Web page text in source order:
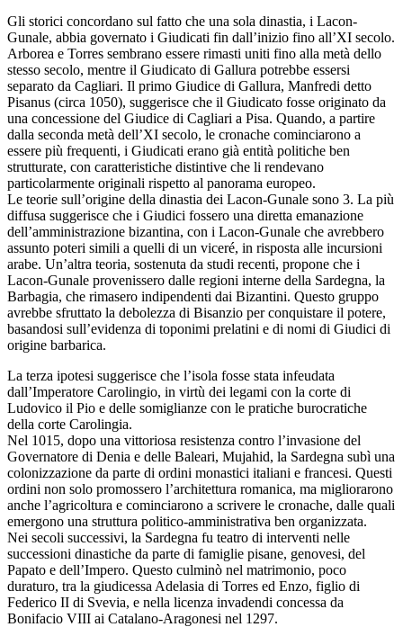
Gli storici concordano sul fatto che una sola dinastia, i Lacon-
Gunale, abbia governato i Giudicati fin dall’inizio fino all’XI secolo.
Arborea e Torres sembrano essere rimasti uniti fino alla metà dello
stesso secolo, mentre il Giudicato di Gallura potrebbe essersi
separato da Cagliari. Il primo Giudice di Gallura, Manfredi detto
Pisanus (circa 1050), suggerisce che il Giudicato fosse originato da
una concessione del Giudice di Cagliari a Pisa. Quando, a partire
dalla seconda metà dell’XI secolo, le cronache cominciarono a
essere più frequenti, i Giudicati erano già entità politiche ben
strutturate, con caratteristiche distintive che li rendevano
particolarmente originali rispetto al panorama europeo.
Le teorie sull’origine della dinastia dei Lacon-Gunale sono 3. La più
diffusa suggerisce che i Giudici fossero una diretta emanazione
dell’amministrazione bizantina, con i Lacon-Gunale che avrebbero
assunto poteri simili a quelli di un viceré, in risposta alle incursioni
arabe. Un’altra teoria, sostenuta da studi recenti, propone che i
Lacon-Gunale provenissero dalle regioni interne della Sardegna, la
Barbagia, che rimasero indipendenti dai Bizantini. Questo gruppo
avrebbe sfruttato la debolezza di Bisanzio per conquistare il potere,
basandosi sull’evidenza di toponimi prelatini e di nomi di Giudici di
origine barbarica.
La terza ipotesi suggerisce che l’isola fosse stata infeudata
dall’Imperatore Carolingio, in virtù dei legami con la corte di
Ludovico il Pio e delle somiglianze con le pratiche burocratiche
della corte Carolingia.
Nel 1015, dopo una vittoriosa resistenza contro l’invasione del
Governatore di Denia e delle Baleari, Mujahid, la Sardegna subì una
colonizzazione da parte di ordini monastici italiani e francesi. Questi
ordini non solo promossero l’architettura romanica, ma migliorarono
anche l’agricoltura e cominciarono a scrivere le cronache, dalle quali
emergono una struttura politico-amministrativa ben organizzata.
Nei secoli successivi, la Sardegna fu teatro di interventi nelle
successioni dinastiche da parte di famiglie pisane, genovesi, del
Papato e dell’Impero. Questo culminò nel matrimonio, poco
duraturo, tra la giudicessa Adelasia di Torres ed Enzo, figlio di
Federico II di Svevia, e nella licenza invadendi concessa da
Bonifacio VIII ai Catalano-Aragonesi nel 1297.